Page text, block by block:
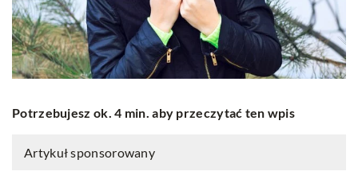
Potrzebujesz ok. 4 min. aby przeczytać ten wpis
Artykuł sponsorowany